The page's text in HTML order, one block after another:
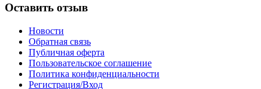
Оставить отзыв
Новости
Обратная связь
Публичная оферта
Пользовательское соглашение
Политика конфиденциальности
Регистрация/Вход